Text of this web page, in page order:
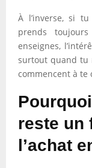
À l’inverse, si
prends
enseignes,
surtout quand tu
commencent à te
reste un
l’achat